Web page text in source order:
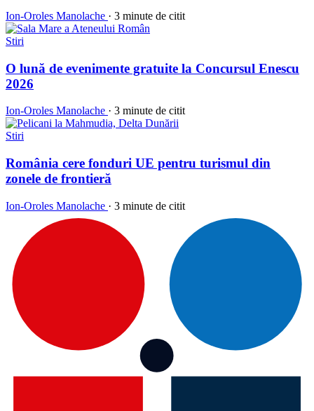
Ion-Oroles Manolache · 3 minute de citit
Stiri
O lună de evenimente gratuite la Concursul Enescu
2026
Ion-Oroles Manolache · 3 minute de citit
Stiri
România cere fonduri UE pentru turismul din
zonele de frontieră
Ion-Oroles Manolache · 3 minute de citit